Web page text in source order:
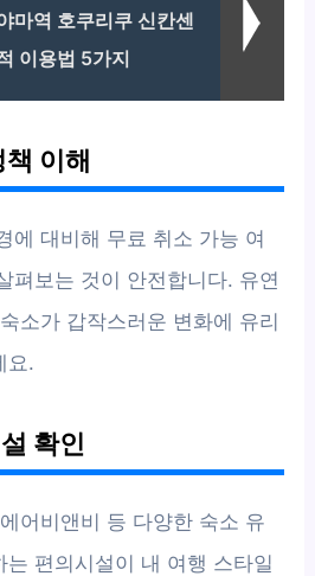
마역 호쿠리쿠 신칸센
이용법 5가지
이해
에 대비해 무료 취소 가능 여
펴보는 것이 안전합니다. 유연
소가 갑작스러운 변화에 유리
요.
확인
어비앤비 등 다양한 숙소 유
편의시설이 내 여행 스타일